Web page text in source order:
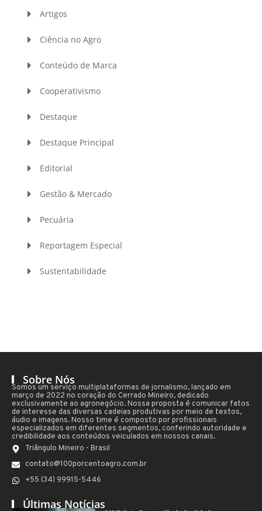
Artigos
Ciência no Agro
Conteúdo de Marca
Cooperativismo
Destaque
Destaque Principal
Editorial
Gestão & Mercado
Pecuária
Reportagem Especial
Sustentabilidade
Sobre Nós
Somos um serviço multiplataformas de jornalismo, lançado em
março de 2022 no coração do Cerrado Mineiro, dedicado
exclusivamente ao agronegócio. Nossa proposta é comunicar fatos
de interesse das diversas cadeias produtivas por meio de textos,
áudio e imagens. Nosso time é composto por profissionais
especializados em diferentes segmentos, conferindo autoridade e
credibilidade aos conteúdos veiculados em nossos canais.
Triângulo Mineiro - Brasil
contato@100porcentoagro.com.br
+55 (34) 99915-5446
Últimas Notícias